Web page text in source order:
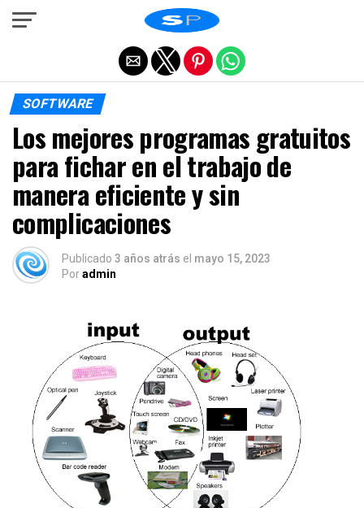
SOFTWARE
Los mejores programas gratuitos
para fichar en el trabajo de
manera eficiente y sin
complicaciones
Publicado 3 años atrás el mayo 15, 2023
Poradmin
Salir de la versión móvil